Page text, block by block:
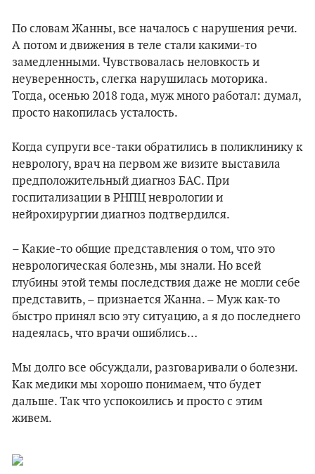
По словам Жанны, все началось с нарушения речи.
А потом и движения в теле стали какими-то
замедленными. Чувствовалась неловкость и
неуверенность, слегка нарушилась моторика.
Тогда, осенью 2018 года, муж много работал: думал,
просто накопилась усталость.
Когда супруги все-таки обратились в поликлинику к
неврологу, врач на первом же визите выставила
предположительный диагноз БАС. При
госпитализации в РНПЦ неврологии и
нейрохирургии диагноз подтвердился.
– Какие-то общие представления о том, что это
неврологическая болезнь, мы знали. Но всей
глубины этой темы последствия даже не могли себе
представить, – признается Жанна. – Муж как-то
быстро принял всю эту ситуацию, а я до последнего
надеялась, что врачи ошиблись…
Мы долго все обсуждали, разговаривали о болезни.
Как медики мы хорошо понимаем, что будет
дальше. Так что успокоились и просто с этим
живем.